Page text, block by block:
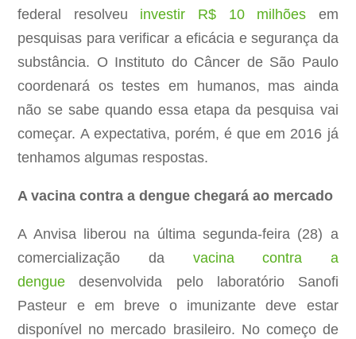
federal resolveu investir R$ 10 milhões em
pesquisas para verificar a eficácia e segurança da
substância. O Instituto do Câncer de São Paulo
coordenará os testes em humanos, mas ainda
não se sabe quando essa etapa da pesquisa vai
começar. A expectativa, porém, é que em 2016 já
tenhamos algumas respostas.
A vacina contra a dengue chegará ao mercado
A Anvisa liberou na última segunda-feira (28) a
comercialização da vacina contra a
dengue desenvolvida pelo laboratório Sanofi
Pasteur e em breve o imunizante deve estar
disponível no mercado brasileiro. No começo de